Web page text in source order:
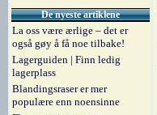
De nyeste artiklene
La oss være ærlige – det er
også gøy å få noe tilbake!
Lagerguiden | Finn ledig
lagerplass
Blandingsraser er mer
populære enn noensinne